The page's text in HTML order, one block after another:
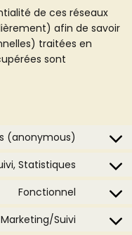
de ces réseaux
afin de savoir
traitées en
sont
(anonymous)
Consent
Statistiques
Consent
wistia
Fonctionnel
Consent
Marketing/Suivi
Consent